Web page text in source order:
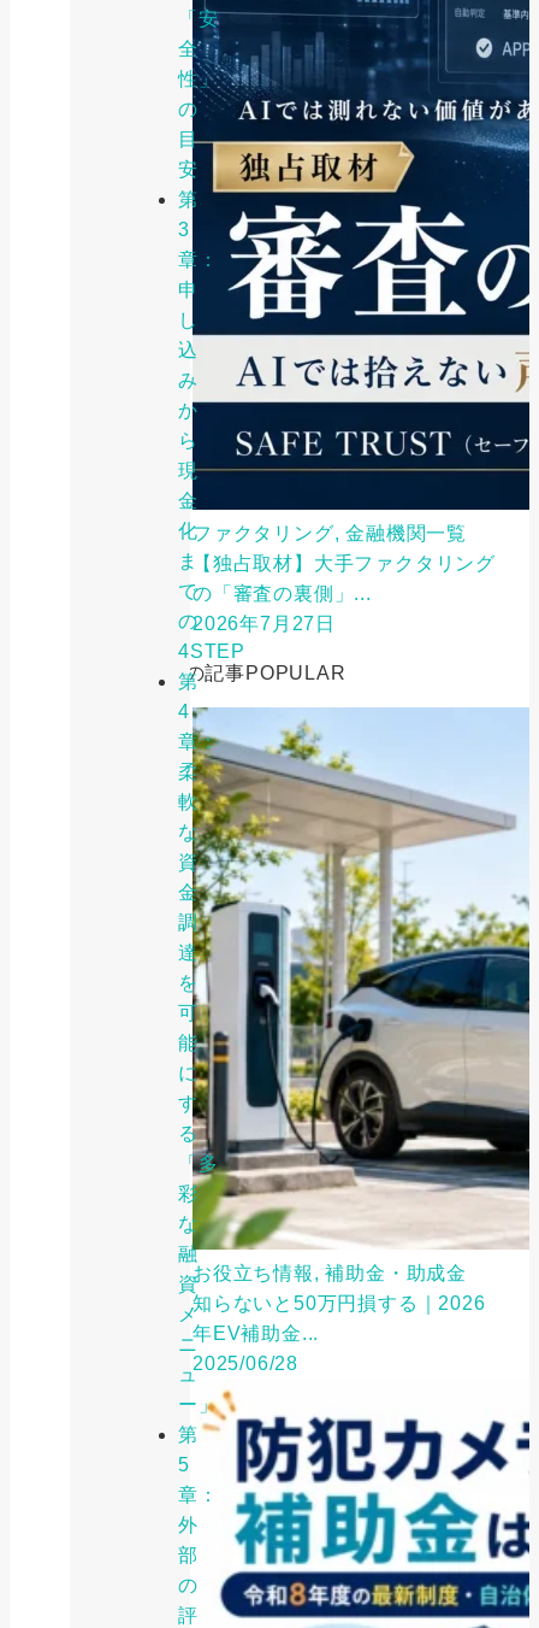
「安
全
性」
の
目
安
第
3
章：
申
し
込
み
か
ら
現
金
化
ま
で
の
4STEP
第
4
章：
柔
軟
な
資
金
調
達
を
可
能
に
す
る
「多
彩
な
融
資
メ
ニ
ュ
ー」
第
5
章：
外
部
の
評
ファクタリング, 金融機関一覧
【独占取材】大手ファクタリング
の「審査の裏側」...
2026年7月27日
人気の記事POPULAR
お役立ち情報, 補助金・助成金
知らないと50万円損する｜2026
年EV補助金...
2025/06/28